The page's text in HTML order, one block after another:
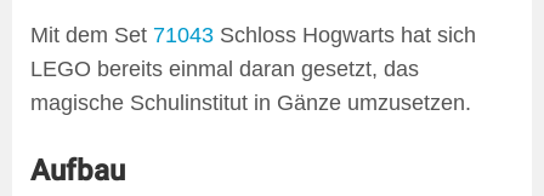
Mit dem Set 71043 Schloss Hogwarts hat sich
LEGO bereits einmal daran gesetzt, das
magische Schulinstitut in Gänze umzusetzen.
Aufbau